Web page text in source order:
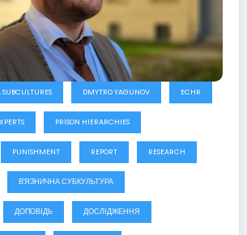
DMYTRO YAGUNOV ECHR
PRISON HIERARCHIES
PUNISHMENT REPORT RESEARCH
В'ЯЗНИЧНА СУБКУЛЬТУРА
ДОПОВІДЬ ДОСЛІДЖЕННЯ